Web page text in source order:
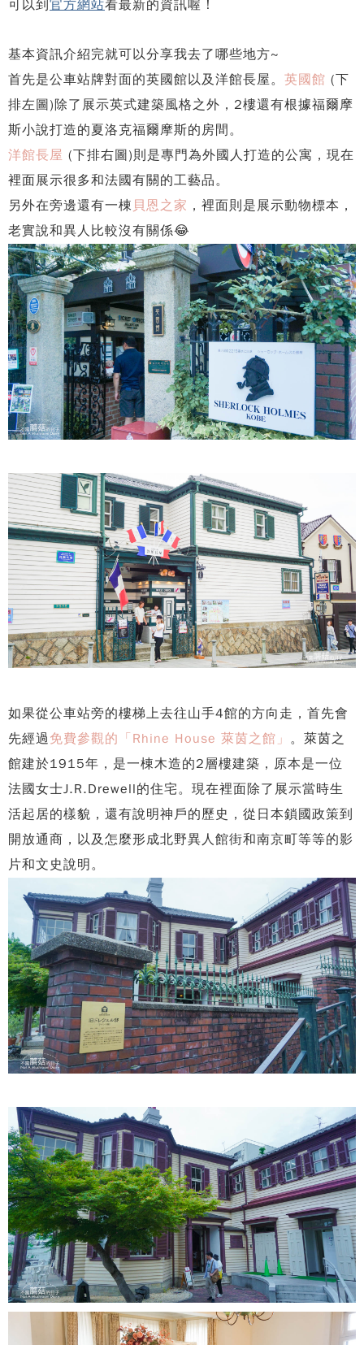
可以到 官方網站看最新的資訊喔！
基本資訊介紹完就可以分享我去了哪些地方~
首先是公車站牌對面的英國館以及洋館長屋。 英國館 (下
排左圖)除了展示英式建築風格之外，2樓還有根據福爾摩
斯小說打造的夏洛克福爾摩斯的房間。
洋館長屋 (下排右圖)則是專門為外國人打造的公寓，現在
裡面展示很多和法國有關的工藝品。
另外在旁邊還有一棟 貝恩之家 ，裡面則是展示動物標本，
老實說和異人比較沒有關係😂
如果從公車站旁的樓梯上去往山手4館的方向走，首先會
先經過免費參觀的「Rhine House 萊茵之館」 。萊茵之
館建於1915年，是一棟木造的2層樓建築，原本是一位
法國女士J.R.Drewell的住宅。現在裡面除了展示當時生
活起居的樣貌，還有說明神戶的歷史，從日本鎖國政策到
開放通商，以及怎麼形成北野異人館街和南京町等等的影
片和文史說明。